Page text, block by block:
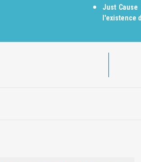
Just
l'existence